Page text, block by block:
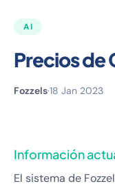
AI
Precios de
Fozzels·18 Jan 2023
Información
El sistema de